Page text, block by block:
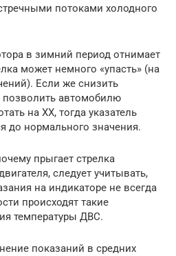
потоками холодного
в зимний период отнимает
может немного «упасть» (на
Если же снизить
автомобилю
на ХХ, тогда указатель
до нормального значения.
прыгает стрелка
следует учитывать,
на индикаторе не всегда
происходят такие
температуры ДВС.
показаний в средних